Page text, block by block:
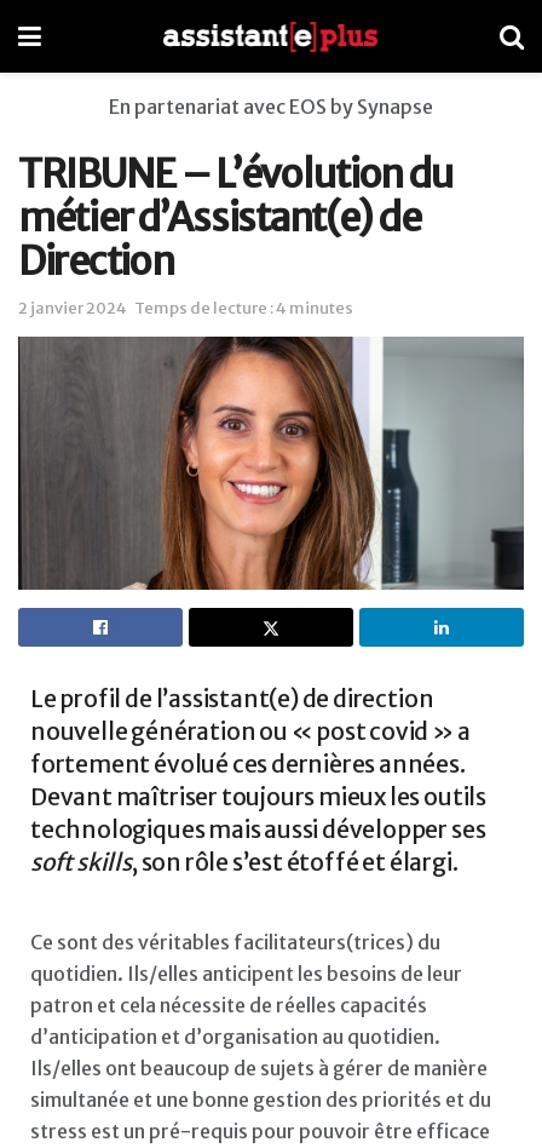
En partenariat avec EOS by Synapse
TRIBUNE – L’évolution du
métier d’Assistant(e) de
Direction
2 janvier 2024 Temps de lecture : 4 minutes
Le profil de l’assistant(e) de direction
nouvelle génération ou « post covid » a
fortement évolué ces dernières années.
Devant maîtriser toujours mieux les outils
technologiques mais aussi développer ses
soft skills, son rôle s’est étoffé et élargi.
Ce sont des véritables facilitateurs(trices) du
quotidien. Ils/elles anticipent les besoins de leur
patron et cela nécessite de réelles capacités
d’anticipation et d’organisation au quotidien.
Ils/elles ont beaucoup de sujets à gérer de manière
simultanée et une bonne gestion des priorités et du
stress est un pré-requis pour pouvoir être efficace